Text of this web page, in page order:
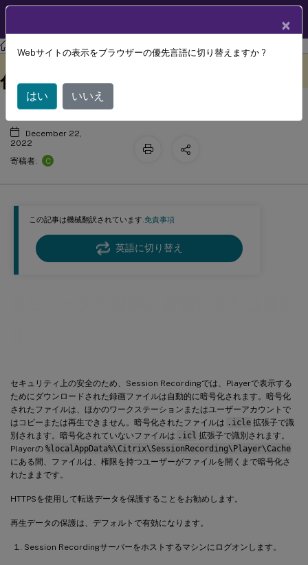
Session Recording Session Recording 2210
この記事は機械翻訳されています.免責事項
英語に切り替え
セキュリティ上の安全のため、Session Recordingでは、Playerで表示する
ためにダウンロードされた録画ファイルは自動的に暗号化されます。暗号化
されたファイルは、ほかのワークステーションまたはユーザーアカウントで
はコピーまたは再生できません。暗号化されたファイルは .icle 拡張子で識
別されます。暗号化されていないファイルは .icl 拡張子で識別されます。
Playerの %localAppData%\Citrix\SessionRecording\Player\Cache
にある間、ファイルは、権限を持つユーザーがファイルを開くまで暗号化さ
れたままです。
HTTPSを使用して転送データを保護することをお勧めします。
再生データの保護は、デフォルトで有効になります。
Session Recordingサーバーをホストするマシンにログオンします。
再生データの保護の有効化または無効
化
December 22,
2022
寄稿者:
C
×
Webサイトの表示をブラウザーの優先言語に切り替えますか ?
はい いいえ